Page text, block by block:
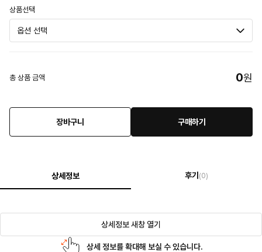
상품선택
총 상품 금액 0원
장바구니 구매하기
상세정보 후기 (0)
상세정보 새창 열기
상세 정보를 확대해 보실 수 있습니다.